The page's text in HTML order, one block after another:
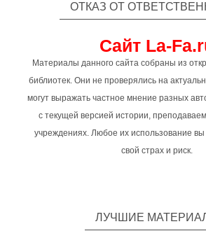
ОТКАЗ ОТ
Сайт La-
Материалы данного сайта собраны из
библиотек. Они не проверялись на
могут выражать частное мнение разных
с текущей версией истории,
учреждениях. Любое их использование
свой страх и риск.
ЛУЧШИЕ